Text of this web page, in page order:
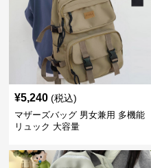
¥5,240 (税込)
マザーズバッグ 男女兼用 多機能
リュック 大容量